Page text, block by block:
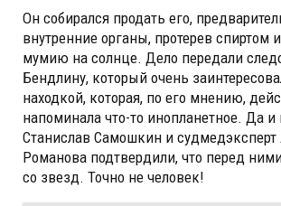
Он собирался продать его,
внутренние органы, протерев спиртом
мумию на солнце. Дело передали
Бендлину, который очень
находкой, которая, по его мнению,
напоминала что-то инопланетное. Да и
Станислав Самошкин и
Романова подтвердили, что перед
со звезд. Точно не человек!